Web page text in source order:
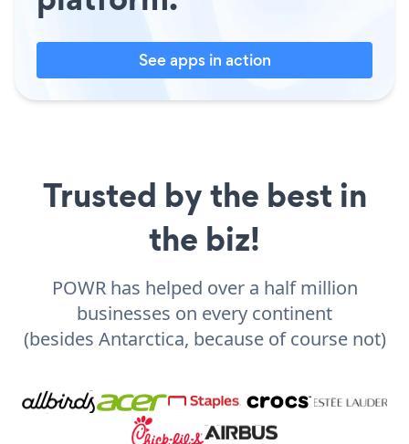
See apps in action
Trusted by the best in
the biz!
POWR has helped over a half million
businesses on every continent
(besides Antarctica, because of course not)